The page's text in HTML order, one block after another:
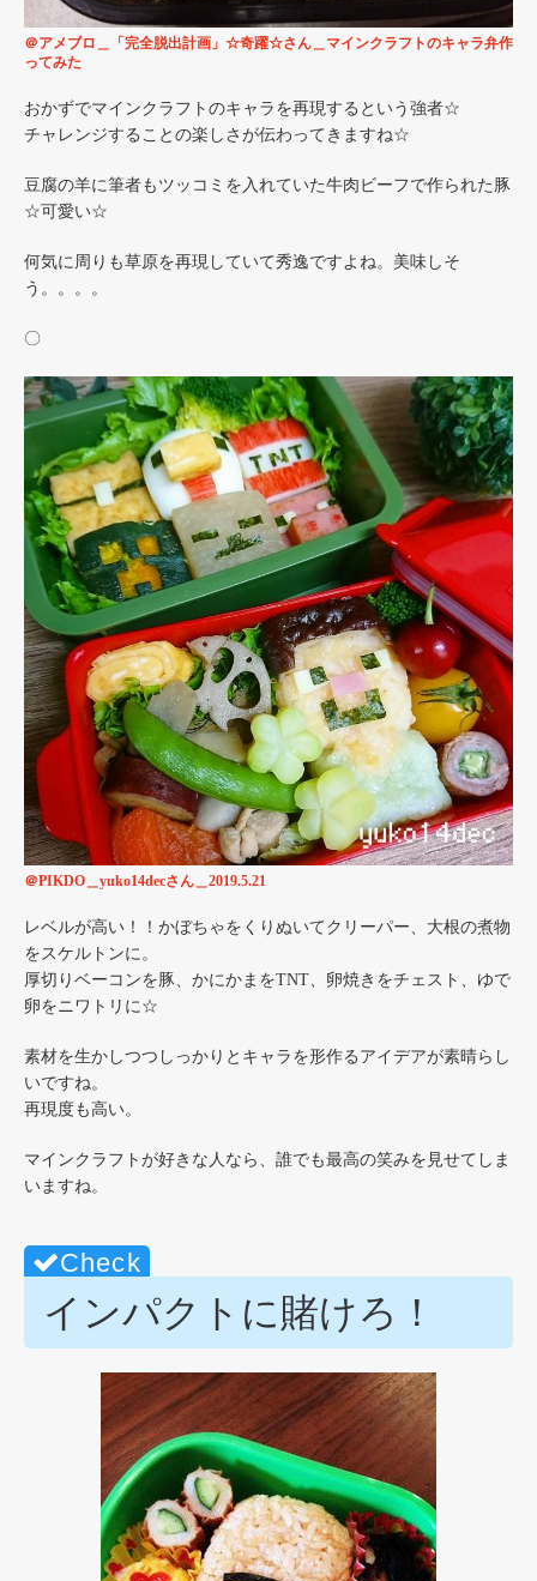
＠アメブロ＿「完全脱出計画」☆奇躍☆さん＿マインクラフトのキャラ弁作
ってみた
おかずでマインクラフトのキャラを再現するという強者☆
チャレンジすることの楽しさが伝わってきますね☆
豆腐の羊に筆者もツッコミを入れていた牛肉ビーフで作られた豚
☆可愛い☆
何気に周りも草原を再現していて秀逸ですよね。美味しそ
う。。。。
〇
＠PIKDO＿yuko14decさん＿2019.5.21
レベルが高い！！かぼちゃをくりぬいてクリーパー、大根の煮物
をスケルトンに。
厚切りベーコンを豚、かにかまをTNT、卵焼きをチェスト、ゆで
卵をニワトリに☆
素材を生かしつつしっかりとキャラを形作るアイデアが素晴らし
いですね。
再現度も高い。
マインクラフトが好きな人なら、誰でも最高の笑みを見せてしま
いますね。
インパクトに賭けろ！